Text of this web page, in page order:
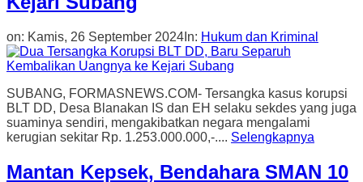
on: Kamis, 26 September 2024 In: Hukum dan Kriminal
SUBANG, FORMASNEWS.COM- Tersangka kasus korupsi
BLT DD, Desa Blanakan IS dan EH selaku sekdes yang juga
suaminya sendiri, mengakibatkan negara mengalami
kerugian sekitar Rp. 1.253.000.000,-.... Selengkapnya
Mantan Kepsek, Bendahara SMAN 10